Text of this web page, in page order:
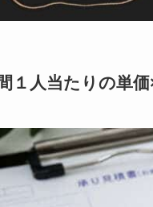
１人当たりの単価